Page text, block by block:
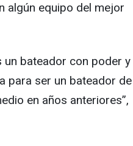
algún equipo del mejor
un bateador con poder y
para ser un bateador de
en años anteriores”,